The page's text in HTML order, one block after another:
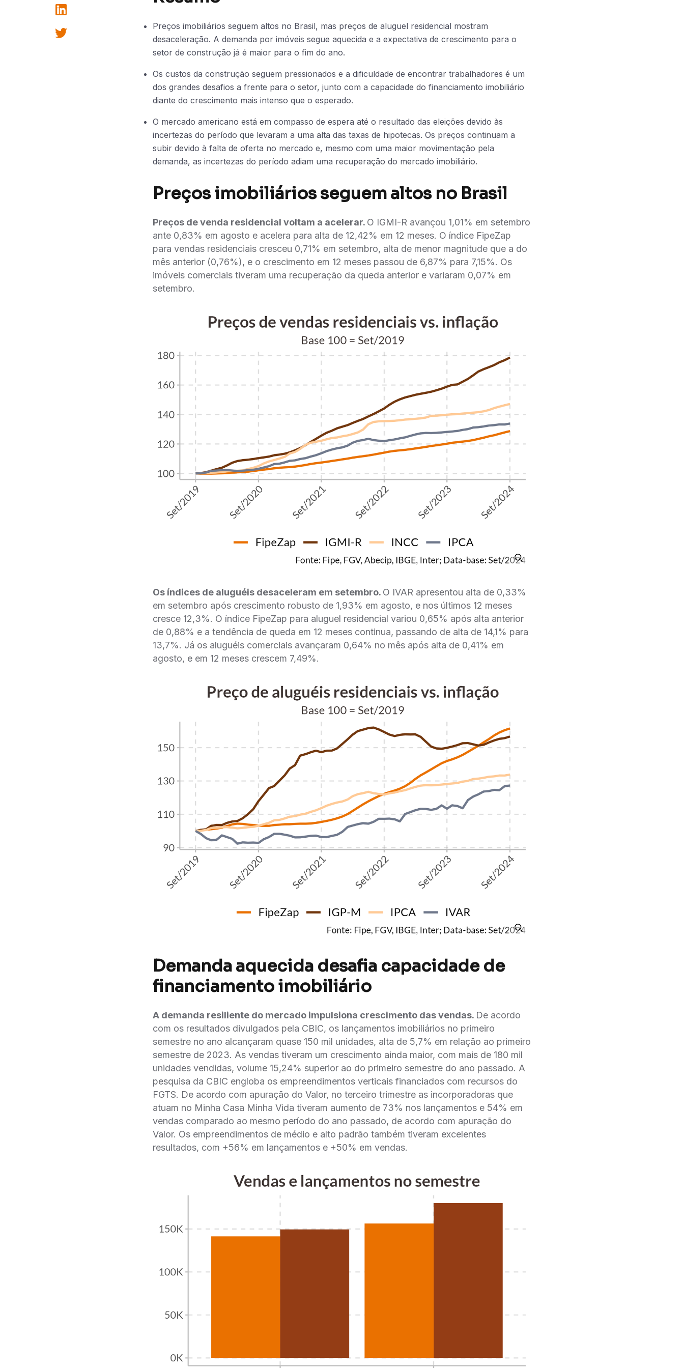
Preços imobiliários seguem altos no Brasil, mas preços de aluguel residencial mostram
desaceleração. A demanda por imóveis segue aquecida e a expectativa de crescimento para o
setor de construção já é maior para o fim do ano.
Os custos da construção seguem pressionados e a dificuldade de encontrar trabalhadores é um
dos grandes desafios a frente para o setor, junto com a capacidade do financiamento imobiliário
diante do crescimento mais intenso que o esperado.
O mercado americano está em compasso de espera até o resultado das eleições devido às
incertezas do período que levaram a uma alta das taxas de hipotecas. Os preços continuam a
subir devido à falta de oferta no mercado e, mesmo com uma maior movimentação pela
demanda, as incertezas do período adiam uma recuperação do mercado imobiliário.
Preços imobiliários seguem altos no Brasil
Preços de venda residencial voltam a acelerar. O IGMI-R avançou 1,01% em setembro
ante 0,83% em agosto e acelera para alta de 12,42% em 12 meses. O índice FipeZap
para vendas residenciais cresceu 0,71% em setembro, alta de menor magnitude que a do
mês anterior (0,76%), e o crescimento em 12 meses passou de 6,87% para 7,15%. Os
imóveis comerciais tiveram uma recuperação da queda anterior e variaram 0,07% em
setembro.
Os índices de aluguéis desaceleram em setembro. O IVAR apresentou alta de 0,33%
em setembro após crescimento robusto de 1,93% em agosto, e nos últimos 12 meses
cresce 12,3%. O índice FipeZap para aluguel residencial variou 0,65% após alta anterior
de 0,88% e a tendência de queda em 12 meses continua, passando de alta de 14,1% para
13,7%. Já os aluguéis comerciais avançaram 0,64% no mês após alta de 0,41% em
agosto, e em 12 meses crescem 7,49%.
Demanda aquecida desafia capacidade de
financiamento imobiliário
A demanda resiliente do mercado impulsiona crescimento das vendas. De acordo
com os resultados divulgados pela CBIC, os lançamentos imobiliários no primeiro
semestre no ano alcançaram quase 150 mil unidades, alta de 5,7% em relação ao primeiro
semestre de 2023. As vendas tiveram um crescimento ainda maior, com mais de 180 mil
unidades vendidas, volume 15,24% superior ao do primeiro semestre do ano passado. A
pesquisa da CBIC engloba os empreendimentos verticais financiados com recursos do
FGTS. De acordo com apuração do Valor, no terceiro trimestre as incorporadoras que
atuam no Minha Casa Minha Vida tiveram aumento de 73% nos lançamentos e 54% em
vendas comparado ao mesmo período do ano passado, de acordo com apuração do
Valor. Os empreendimentos de médio e alto padrão também tiveram excelentes
resultados, com +56% em lançamentos e +50% em vendas.